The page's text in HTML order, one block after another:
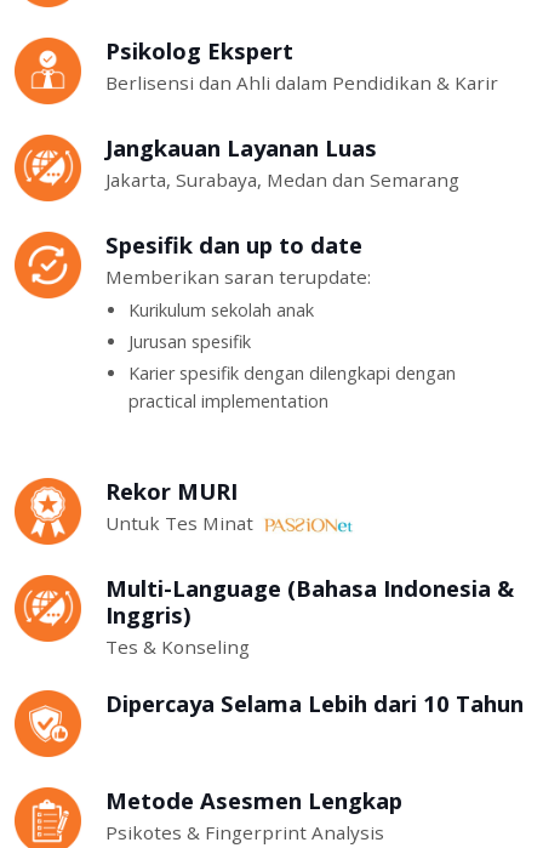
Psikolog Ekspert
Berlisensi dan Ahli dalam Pendidikan & Karir
Jangkauan Layanan Luas
Jakarta, Surabaya, Medan dan Semarang
Spesifik dan up to date
Memberikan saran terupdate:
Kurikulum sekolah anak
Jurusan spesifik
Karier spesifik dengan dilengkapi dengan
practical implementation
Rekor MURI
Untuk Tes Minat
Multi-Language (Bahasa Indonesia &
Inggris)
Tes & Konseling
Dipercaya Selama Lebih dari 10 Tahun
Metode Asesmen Lengkap
Psikotes & Fingerprint Analysis